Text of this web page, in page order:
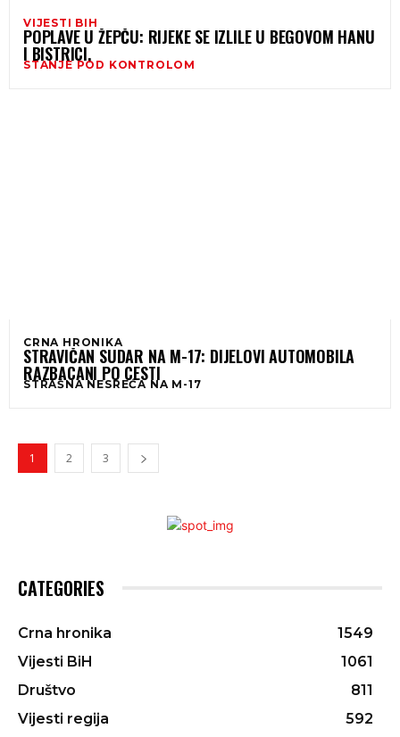
VIJESTI BIH
POPLAVE U ŽEPČU: RIJEKE SE IZLILE U BEGOVOM HANU
I BISTRICI,
STANJE POD KONTROLOM
CRNA HRONIKA
STRAVIČAN SUDAR NA M-17: DIJELOVI AUTOMOBILA
RAZBACANI PO CESTI
STRAŠNA NESREĆA NA M-17
1 2 3
CATEGORIES
Crna hronika
1549
Vijesti BiH
1061
Društvo
811
Vijesti regija
592